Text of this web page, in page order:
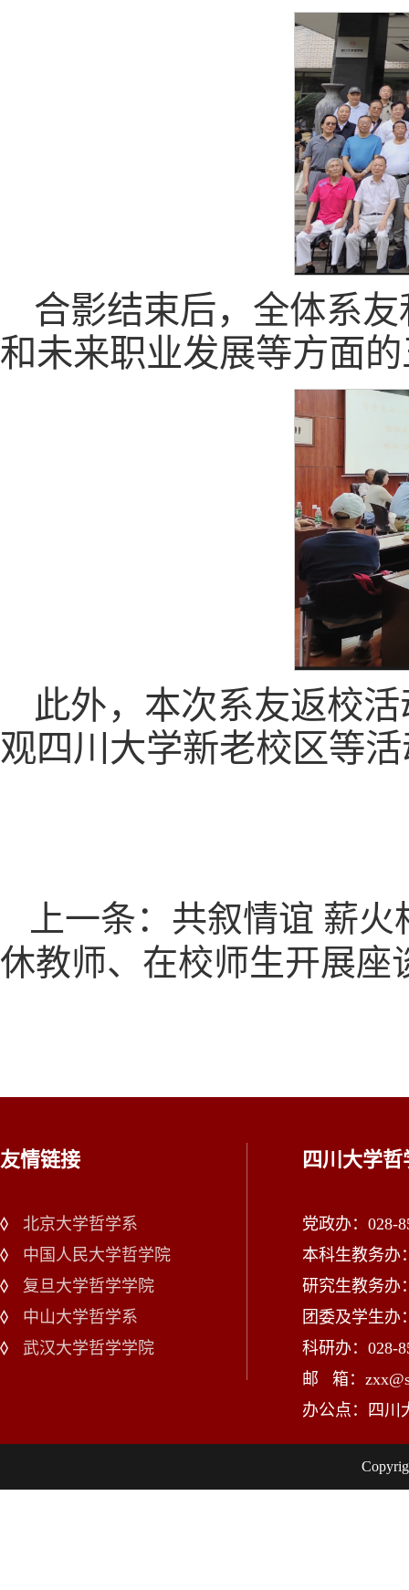
合影结束后，全体系
和未来职业发展等方面
此外，本次系友返校
观四川大学新老校区等
上一条：共叙情谊 薪
休教师、在校师生开展座
友情链接
北京大学哲学系
中国人民大学哲学院
复旦大学哲学学院
中山大学哲学系
武汉大学哲学学院
四川大学哲
党政办：028-
本科生教务办
研究生教务办
团委及学生办
科研办：028-
邮 箱：
办公点：四川